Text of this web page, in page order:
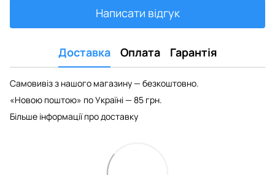
Написати відгук
Доставка Оплата Гарантія
Самовивіз з нашого магазину — безкоштовно.
«Новою поштою» по Україні — 85 грн.
Більше інформації про доставку